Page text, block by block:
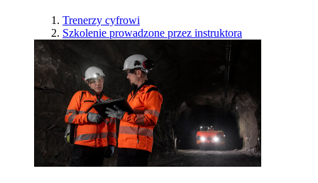
Trenerzy cyfrowi
Szkolenie prowadzone przez instruktora